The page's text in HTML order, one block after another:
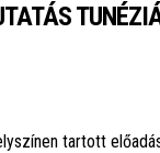
tartott